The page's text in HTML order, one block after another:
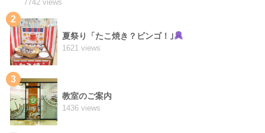
7742 views
2
夏祭り「たこ焼き？ビンゴ！｣
1621 views
3
教室のご案内
1436 views